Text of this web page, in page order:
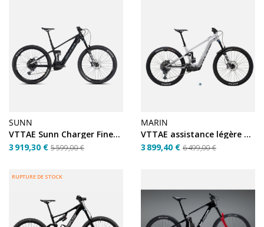
SUNN
VTTAE Sunn Charger Finest L
3 919,30 € 5 599,00 €
MARIN
VTTAE assistance légère Marin Riftzone EL2 M
3 899,40 € 6 499,00 €
RUPTURE DE STOCK